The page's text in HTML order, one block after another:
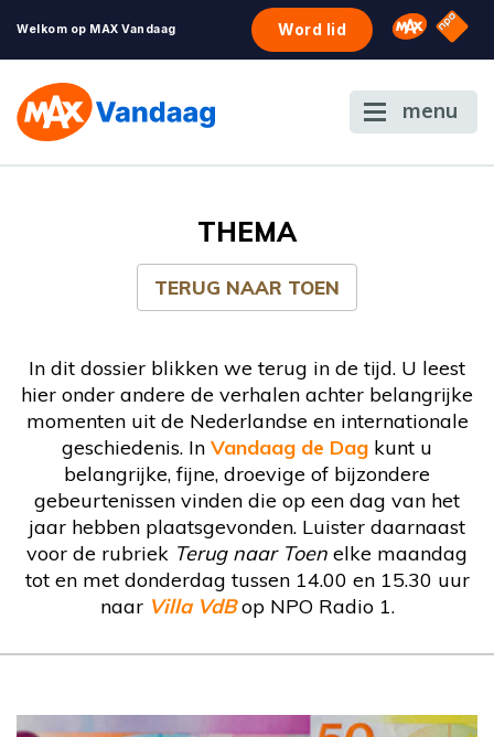
Welkom op MAX Vandaag Word lid Omroep
NPO
menu
THEMA
TERUG NAAR TOEN
In dit dossier blikken we terug in de tijd. U leest
hier onder andere de verhalen achter belangrijke
momenten uit de Nederlandse en internationale
geschiedenis. In Vandaag de Dag kunt u
belangrijke, fijne, droevige of bijzondere
gebeurtenissen vinden die op een dag van het
jaar hebben plaatsgevonden. Luister daarnaast
voor de rubriek Terug naar Toen elke maandag
tot en met donderdag tussen 14.00 en 15.30 uur
naar Villa VdBop NPO Radio 1.